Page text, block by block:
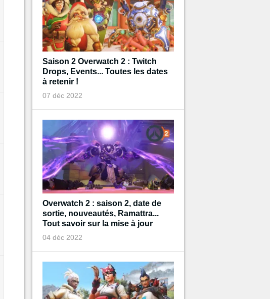
Saison 2 Overwatch 2 : Twitch
Drops, Events... Toutes les dates
à retenir !
07 déc 2022
Overwatch 2 : saison 2, date de
sortie, nouveautés, Ramattra...
Tout savoir sur la mise à jour
04 déc 2022